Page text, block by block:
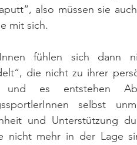
also müssen sie
mit sich.
fühlen sich dann
die nicht zu ihrer
und es entstehen
selbst
und Unterstützung
nicht mehr in der Lage